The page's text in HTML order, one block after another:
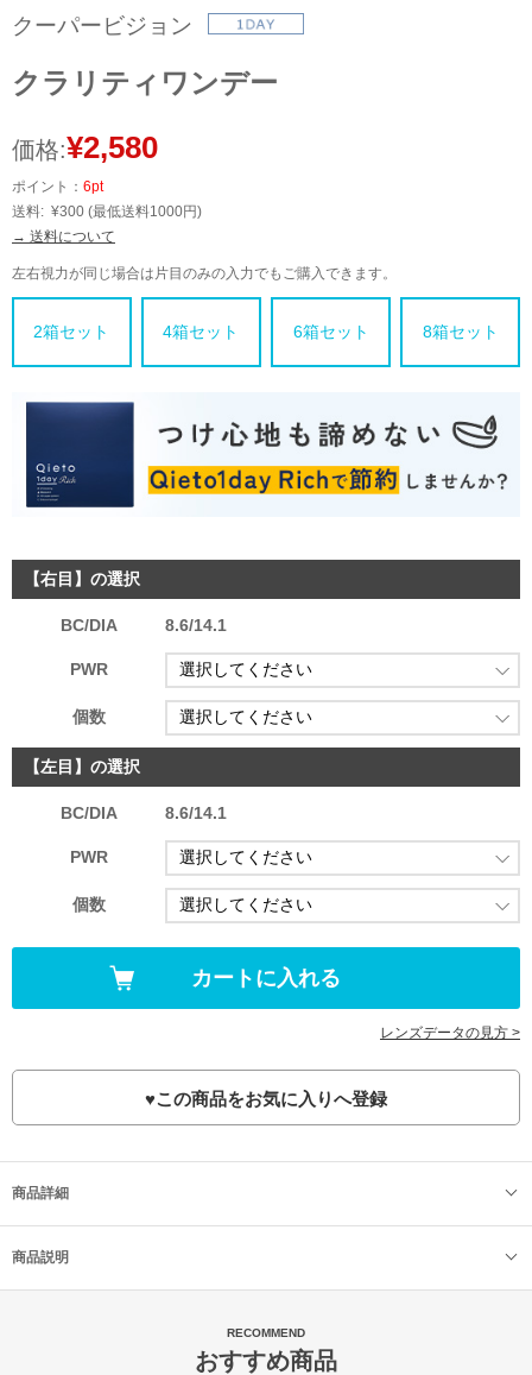
クーパービジョン
クラリティワンデー
価格:¥2,580
ポイント： 6pt
送料: ¥300 (最低送料1000円)
→ 送料について
左右視力が同じ場合は片目のみの入力でもご購入できます。
2箱セット 4箱セット 6箱セット 8箱セット
【右目】の選択
BC/DIA 8.6/14.1
PWR
個数
【左目】の選択
BC/DIA 8.6/14.1
PWR
個数
レンズデータの見方 >
♥この商品をお気に入りへ登録
商品詳細
商品説明
RECOMMEND
おすすめ商品